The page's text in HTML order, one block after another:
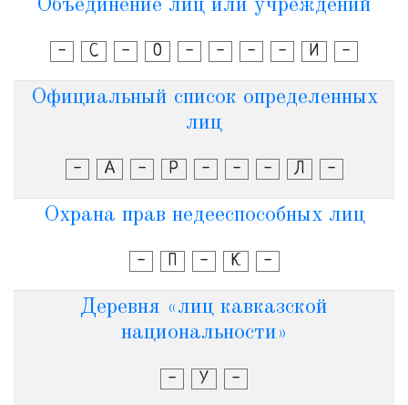
Объединение лиц или учреждений
- С - О - - - - И -
Официальный список определенных
лиц
- А - Р - - - Л -
Охрана прав недееспособных лиц
- П - К -
Деревня «лиц кавказской
национальности»
- У -